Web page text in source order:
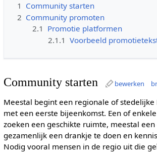
1 Community starten
2 Community promoten
2.1 Promotie platformen
2.1.1 Voorbeeld
Community starten bewerken
Meestal begint een regionale of
met een eerste bijeenkomst. Een of
zoeken een geschikte ruimte, meestal
gezamenlijk een drankje te doen en
Nodig vooral mensen in de regio uit die